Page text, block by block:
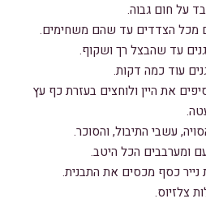
על חום גבוה.
מכל הצדדים עד שהם משחימים.
עד שהבצל רך ושקוף.
עוד כמה דקות.
את היין ולוחצים בעזרת כף עץ
עשבי התיבול, והסוכר.
ומערבבים הכל היטב.
נייר כסף מכסים את התבנית.